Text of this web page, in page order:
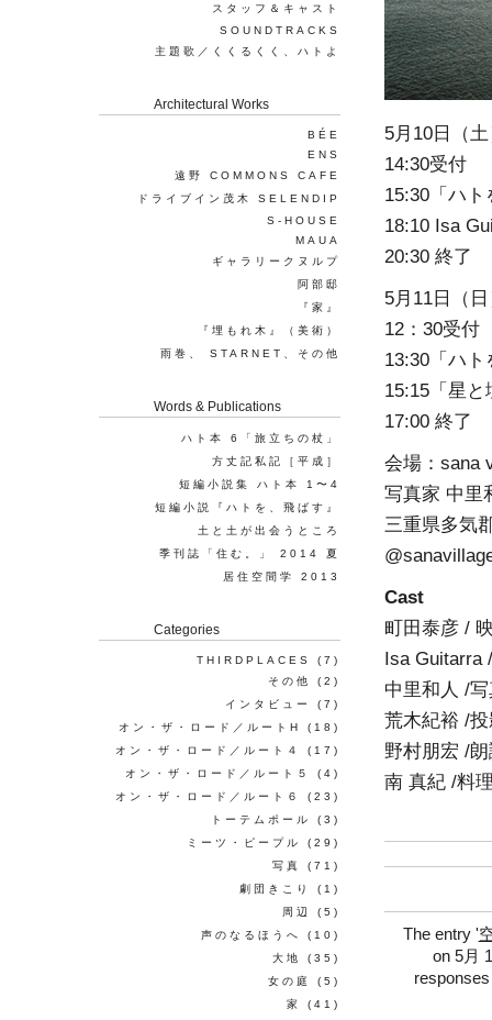
5月10日（
14:30受付
15:30「ハ
18:10 Isa
20:30 終了
5月11日（
12：30受付
13:30「ハ
15:15「星
17:00 終了
会場：sana
写真家 中里
三重県多気
Cast
町田泰彦 /
Isa Guitarra
中里和人 /
荒木紀裕 /
野村朋宏 /
南 真紀 /料
The entry '
on 5月
スタッフ＆キャスト
SOUNDTRACKS
主題歌／くくるくく、ハトよ
Architectural Works
BÉE
ENS
遠野 COMMONS CAFE
ドライブイン茂木 SELENDIP
S-HOUSE
MAUA
ギャラリークヌルプ
阿部邸
『家』
『埋もれ木』（美術）
雨巻、 STARNET、その他
Words & Publications
ハト本 6「旅立ちの杖」
方丈記私記［平成］
短編小説集 ハト本 1〜4
短編小説『ハトを、飛ばす』
土と土が出会うところ
季刊誌「住む。」 2014 夏
居住空間学 2013
Categories
THIRDPLACES
(7)
その他
(2)
インタビュー
(7)
オン・ザ・ロード／ルートH
(18)
オン・ザ・ロード／ルート４
(17)
オン・ザ・ロード／ルート５
(4)
オン・ザ・ロード／ルート６
(23)
トーテムポール
(3)
ミーツ・ピープル
(29)
写真
(71)
劇団きこり
(1)
周辺
(5)
声のなるほうへ
(10)
大地
(35)
女の庭
(5)
家
(41)